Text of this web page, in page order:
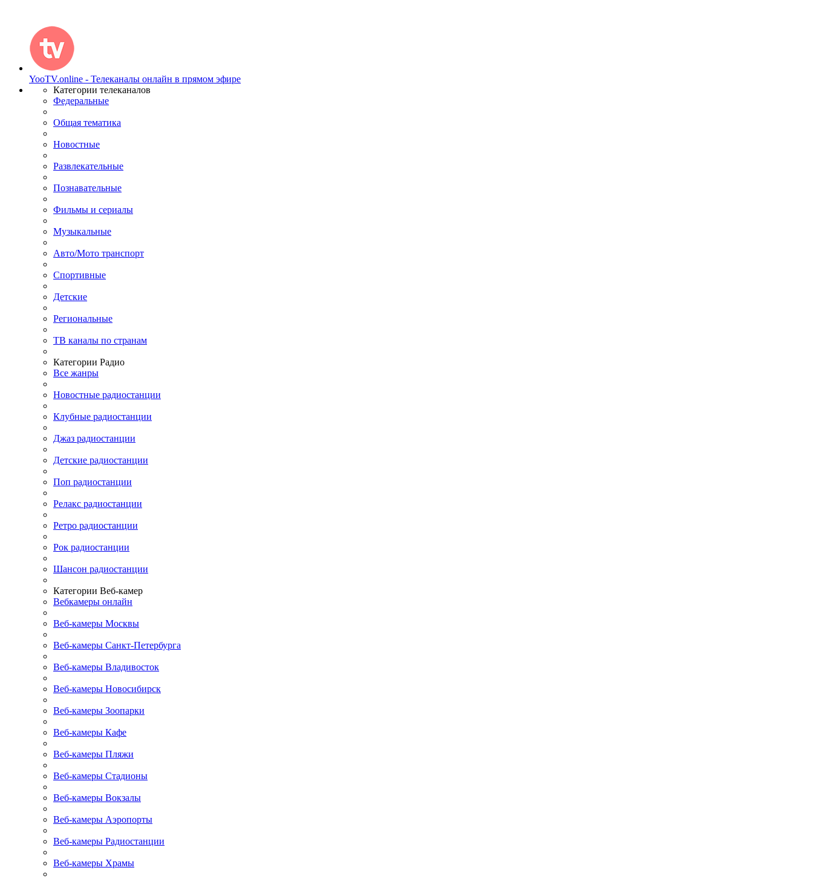
YooTV.online - Телеканалы онлайн в прямом эфире
Категории телеканалов
Федеральные
Общая тематика
Новостные
Развлекательные
Познавательные
Фильмы и сериалы
Музыкальные
Авто/Мото транспорт
Спортивные
Детские
Региональные
ТВ каналы по странам
Категории Радио
Все жанры
Новостные радиостанции
Клубные радиостанции
Джаз радиостанции
Детские радиостанции
Поп радиостанции
Релакс радиостанции
Ретро радиостанции
Рок радиостанции
Шансон радиостанции
Категории Веб-камер
Вебкамеры онлайн
Веб-камеры Москвы
Веб-камеры Санкт-Петербурга
Веб-камеры Владивосток
Веб-камеры Новосибирск
Веб-камеры Зоопарки
Веб-камеры Кафе
Веб-камеры Пляжи
Веб-камеры Стадионы
Веб-камеры Вокзалы
Веб-камеры Аэропорты
Веб-камеры Радиостанции
Веб-камеры Храмы